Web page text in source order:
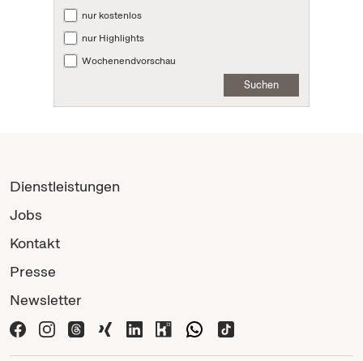
nur kostenlos
nur Highlights
Wochenendvorschau
Suchen
Dienstleistungen
Jobs
Kontakt
Presse
Newsletter